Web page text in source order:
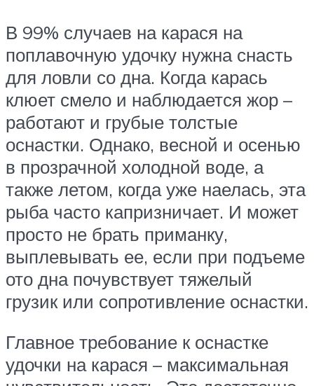
В 99% случаев на карася на
поплавочную удочку нужна снасть
для ловли со дна. Когда карась
клюет смело и наблюдается жор –
работают и грубые толстые
оснастки. Однако, весной и осенью
в прозрачной холодной воде, а
также летом, когда уже наелась, эта
рыба часто капризничает. И может
просто не брать приманку,
выплевывать ее, если при подъеме
ото дна почувствует тяжелый
грузик или сопротивление оснастки.
Главное требование к оснастке
удочки на карася – максимальная